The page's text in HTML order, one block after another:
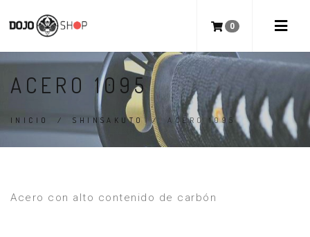
0
ACERO 1095
INICIO /SHINSAKUTO /ACERO 1095
Acero con alto contenido de carbón